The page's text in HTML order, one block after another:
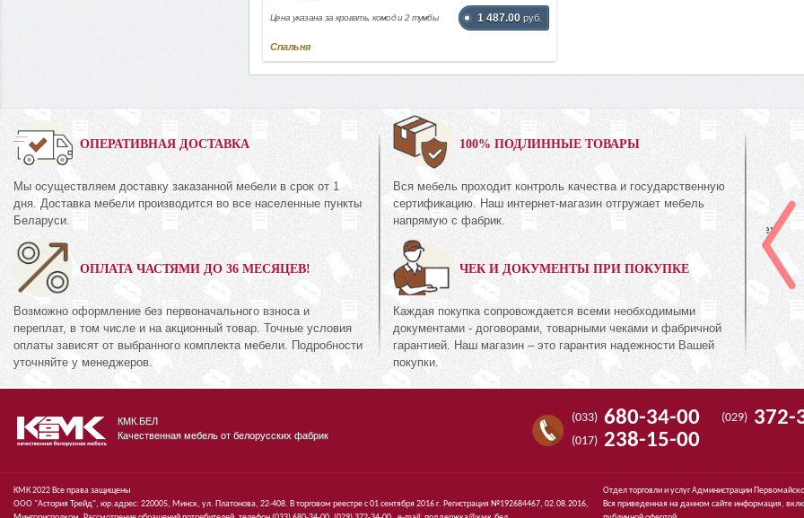
Цена указана за кровать, комод и 2 тумбы 1 487.00 руб.
Спальня
ОПЕРАТИВНАЯ ДОСТАВКА
Мы осуществляем доставку заказанной мебели в срок от 1
дня. Доставка мебели производится во все населенные пункты
Беларуси.
ОПЛАТА ЧАСТЯМИ ДО 36 МЕСЯЦЕВ!
Возможно оформление без первоначального взноса и
переплат, в том числе и на акционный товар. Точные условия
оплаты зависят от выбранного комплекта мебели. Подробности
уточняйте у менеджеров.
100% ПОДЛИННЫЕ ТОВАРЫ
Вся мебель проходит контроль качества и государственную
сертификацию. Наш интернет-магазин отгружает мебель
напрямую с фабрик.
ЧЕК И ДОКУМЕНТЫ ПРИ ПОКУПКЕ
Каждая покупка сопровождается всеми необходимыми
документами - договорами, товарными чеками и фабричной
гарантией. Наш магазин – это гарантия надежности Вашей
покупки.
01
руб. 672
Комод 3Я
КМК 0738.10-02
Коллекция «Эстель Дуб
474
0%
Полка
КМК 0435.3
Коллекция «Амелия Орех
КМК.БЕЛ
Качественная мебель от белорусских фабрик
(033) 680-34-00 (029) 372-
(017) 238-15-00
КМК 2022 Все права защищены
ООО "Астория Трейд", юр.адрес: 220005, Минск, ул. Платонова, 22-408. В торговом реестре с 01 сентября 2016 г. Регистрация №192684467, 02.08.2016,
Отдел торговли и услуг Администрации
Вся приведенная на данном сайте информация,